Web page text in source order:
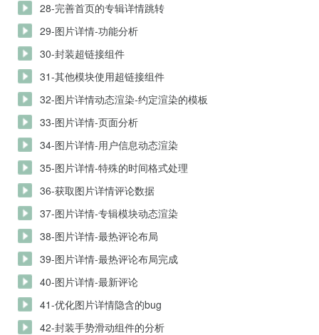
28-完善首页的专辑详情跳转
29-图片详情-功能分析
30-封装超链接组件
31-其他模块使用超链接组件
32-图片详情动态渲染-约定渲染的模板
33-图片详情-页面分析
34-图片详情-用户信息动态渲染
35-图片详情-特殊的时间格式处理
36-获取图片详情评论数据
37-图片详情-专辑模块动态渲染
38-图片详情-最热评论布局
39-图片详情-最热评论布局完成
40-图片详情-最新评论
41-优化图片详情隐含的bug
42-封装手势滑动组件的分析